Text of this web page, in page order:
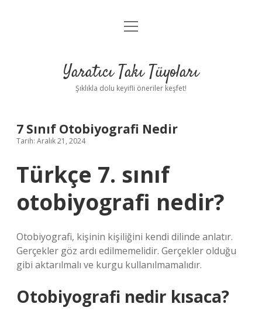
Anasayfa
Yasal Uyarı
menüyü
Yaratıcı Takı Tüyoları
Şıklıkla dolu keyifli öneriler keşfet!
7 Sınıf Otobiyografi Nedir
Tarih: Aralık 21, 2024
Türkçe 7. sınıf
otobiyografi nedir?
Otobiyografi, kişinin kişiliğini kendi dilinde anlatır.
Gerçekler göz ardı edilmemelidir. Gerçekler olduğu
gibi aktarılmalı ve kurgu kullanılmamalıdır.
Otobiyografi nedir kısaca?